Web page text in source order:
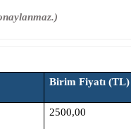
Birim Fiyatı (TL)
2500,00